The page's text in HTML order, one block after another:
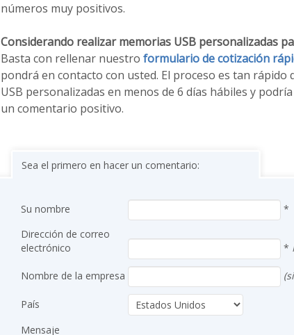
números muy positivos.
Considerando realizar memorias USB personalizadas
Basta con rellenar nuestro formulario de cotización
pondrá en contacto con usted. El proceso es tan
USB personalizadas en menos de 6 días hábiles y
un comentario positivo.
Sea el primero en hacer un comentario:
Su nombre
*
Dirección de correo
electrónico
*
Nombre de la empresa
País
Mensaje